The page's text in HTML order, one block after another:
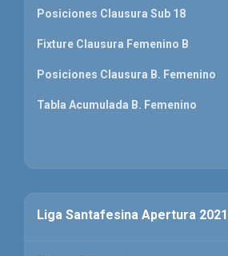
Posiciones Clausura Sub 18
Fixture Clausura Femenino B
Posiciones Clausura B. Femenino
Tabla Acumulada B. Femenino
Liga Santafesina Apertura 2021